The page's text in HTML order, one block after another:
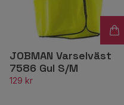
JOBMAN Varselväst
7586 Gul S/M
129 kr